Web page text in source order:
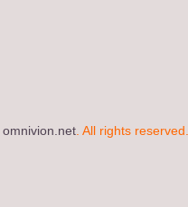
omnivion.net . All rights reserved.